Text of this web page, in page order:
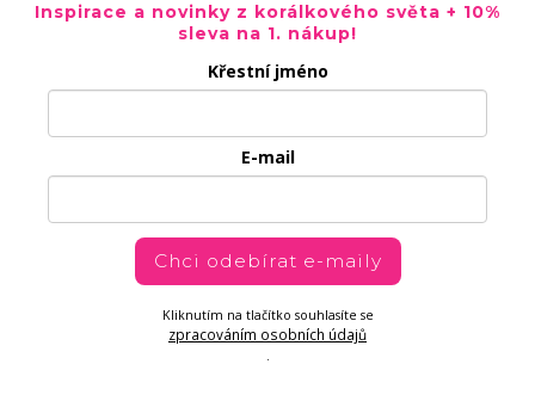
Inspirace a novinky z korálkového světa + 10%
sleva na 1. nákup!
Křestní jméno
E-mail
Chci odebírat e-maily
Kliknutím na tlačítko souhlasíte se
zpracováním osobních údajů
.